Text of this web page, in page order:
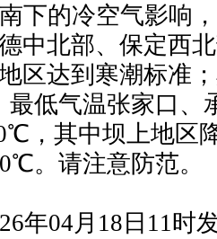
下的冷空气影响
中北部、保定西
区达到寒潮标准
低气温张家口、
，其中坝上地区
。请注意防
年04月18日11时